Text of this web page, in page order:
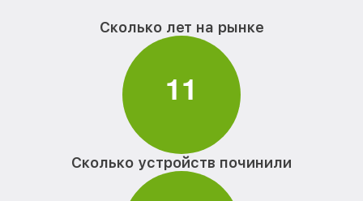
Сколько лет на рынке
11
Сколько устройств починили